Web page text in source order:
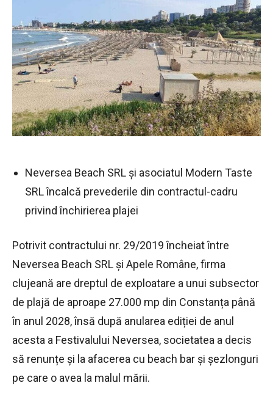
Neversea Beach SRL și asociatul Modern Taste
SRL încalcă prevederile din contractul-cadru
privind închirierea plajei
Potrivit contractului nr. 29/2019 încheiat între
Neversea Beach SRL și Apele Române, firma
clujeană are dreptul de exploatare a unui subsector
de plajă de aproape 27.000 mp din Constanța până
în anul 2028, însă după anularea ediției de anul
acesta a Festivalului Neversea, societatea a decis
să renunțe și la afacerea cu beach bar și șezlonguri
pe care o avea la malul mării.